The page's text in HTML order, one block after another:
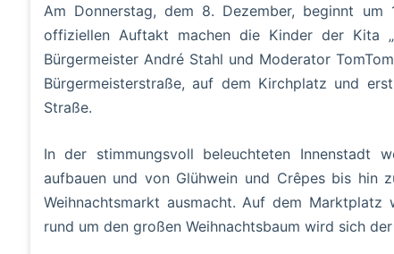
Am Donnerstag, dem 8. Dezember, beginnt
offiziellen Auftakt machen die Kinder der Kita
Bürgermeister André Stahl und Moderator
Bürgermeisterstraße, auf dem Kirchplatz und
Straße.
In der stimmungsvoll beleuchteten Innenstadt
aufbauen und von Glühwein und Crêpes bis hin
Weihnachtsmarkt ausmacht. Auf dem
rund um den großen Weihnachtsbaum wird sich